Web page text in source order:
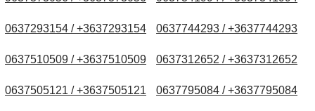
0637293154 / +3637293154 0637744293 / +3637744293
0637510509 / +3637510509 0637312652 / +3637312652
0637505121 / +3637505121 0637795084 / +3637795084